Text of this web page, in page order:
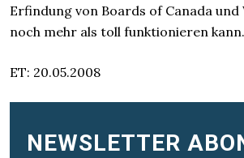
Erfindung von Boards of Canada und
noch mehr als toll funktionieren kann.
ET: 20.05.2008
NEWSLETTER